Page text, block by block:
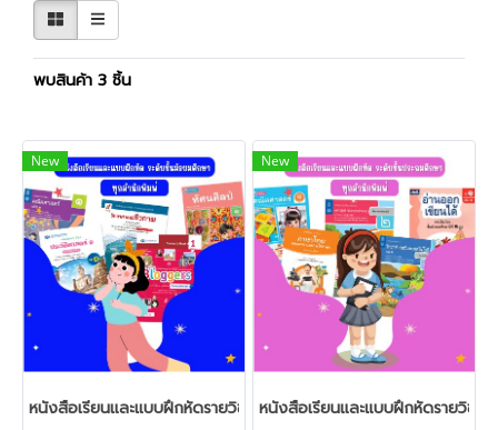
พบสินค้า 3 ชิ้น
New
หนังสือเรียนและแบบฝึกหัดรายวิชาพื้นฐาน ระดับชั้นมัธยมศึกษา ทุกสำ
New
หนังสือเรียนและแบบฝึกหัดรายวิช